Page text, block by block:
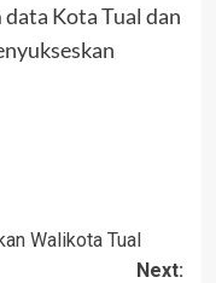
Kota Tual dan
Walikota Tual
Next: